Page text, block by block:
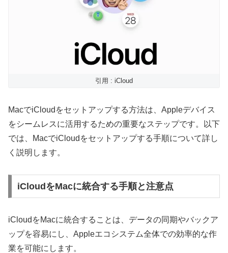
引用 : iCloud
MacでiCloudをセットアップする方法は、Appleデバイス
をシームレスに活用するための重要なステップです。以下
では、MacでiCloudをセットアップする手順について詳し
く説明します。
iCloudをMacに統合する手順と注意点
iCloudをMacに統合することは、データの同期やバックア
ップを容易にし、Appleエコシステム全体での効率的な作
業を可能にします。